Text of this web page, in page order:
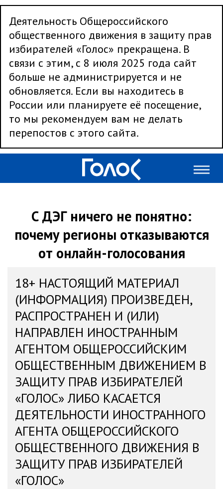
Деятельность Общероссийского
общественного движения в защиту прав
избирателей «Голос» прекращена. В
связи с этим, с 8 июля 2025 года сайт
больше не администрируется и не
обновляется. Если вы находитесь в
России или планируете её посещение,
то мы рекомендуем вам не делать
перепостов с этого сайта.
С ДЭГ ничего не понятно:
почему регионы отказываются
от онлайн-голосования
18+ НАСТОЯЩИЙ МАТЕРИАЛ
(ИНФОРМАЦИЯ) ПРОИЗВЕДЕН,
РАСПРОСТРАНЕН И (ИЛИ)
НАПРАВЛЕН ИНОСТРАННЫМ
АГЕНТОМ ОБЩЕРОССИЙСКИМ
ОБЩЕСТВЕННЫМ ДВИЖЕНИЕМ В
ЗАЩИТУ ПРАВ ИЗБИРАТЕЛЕЙ
«ГОЛОС» ЛИБО КАСАЕТСЯ
ДЕЯТЕЛЬНОСТИ ИНОСТРАННОГО
АГЕНТА ОБЩЕРОССИЙСКОГО
ОБЩЕСТВЕННОГО ДВИЖЕНИЯ В
ЗАЩИТУ ПРАВ ИЗБИРАТЕЛЕЙ
«ГОЛОС»